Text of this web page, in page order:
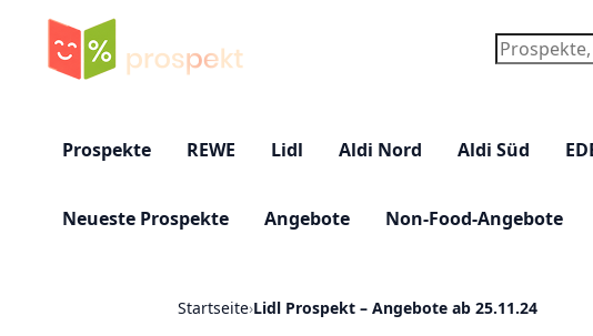
Suchen
Prospekte REWE Lidl Aldi Nord Aldi Süd
Neueste Prospekte Angebote Non-Food-Angebote
Startseite›Lidl Prospekt – Angebote ab 25.11.24